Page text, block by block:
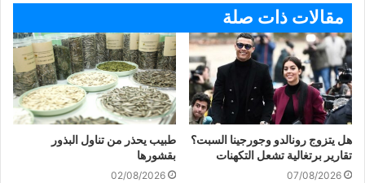
مقالات ذات صلة
هل يتزوج رونالدو وجورجينا السبت؟
تقارير برتغالية تشعل التكهنات
07/08/2026
طبيب يحذر من تناول البذور
بقشورها
02/08/2026